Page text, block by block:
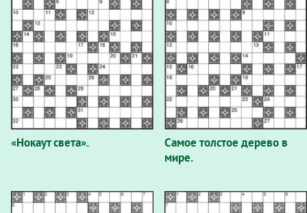
«Нокаут света».
Самое толстое дерево в
мире.